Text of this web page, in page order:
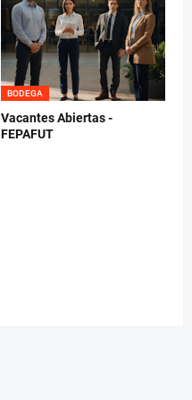
BODEGA
Vacantes Abiertas -
FEPAFUT